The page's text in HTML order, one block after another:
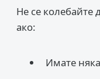
Не се колебайте
ако:
Имате